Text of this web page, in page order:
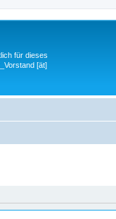
für dieses
[ät]